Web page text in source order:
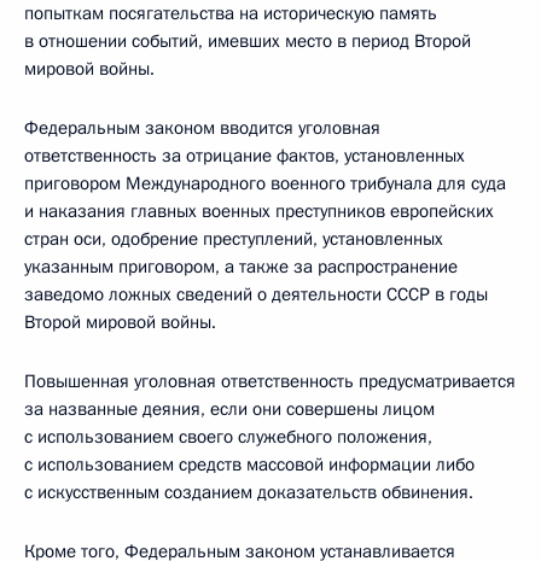
попыткам посягательства на историческую память
в отношении событий, имевших место в период Второй
мировой войны.
Федеральным законом вводится уголовная
ответственность за отрицание фактов, установленных
приговором Международного военного трибунала для суда
и наказания главных военных преступников европейских
стран оси, одобрение преступлений, установленных
указанным приговором, а также за распространение
заведомо ложных сведений о деятельности СССР в годы
Второй мировой войны.
Повышенная уголовная ответственность предусматривается
за названные деяния, если они совершены лицом
с использованием своего служебного положения,
с использованием средств массовой информации либо
с искусственным созданием доказательств обвинения.
Кроме того, Федеральным законом устанавливается